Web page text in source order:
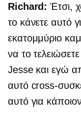
Richard: Έτσι,
το κάνετε αυτό
εκατομμύριο
να το
Jesse και εγώ
αυτό cross-
αυτό για